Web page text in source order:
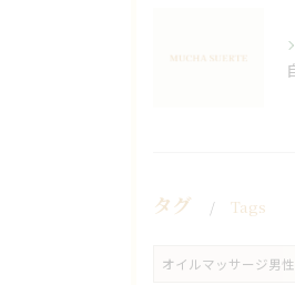
タグ Tags
オイルマッサージ男性